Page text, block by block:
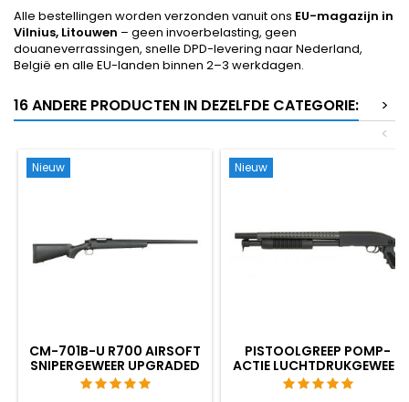
Alle bestellingen worden verzonden vanuit ons EU-magazijn in
Vilnius, Litouwen – geen invoerbelasting, geen
douaneverrassingen, snelle DPD-levering naar Nederland,
België en alle EU-landen binnen 2–3 werkdagen.
16 ANDERE PRODUCTEN IN DEZELFDE CATEGORIE:
>
<
Nieuw
CM-701B-U R700 AIRSOFT
SNIPERGEWEER UPGRADED
- 520 FPS
Nieuw
PISTOOLGREEP POMP-
ACTIE LUCHTDRUKGEWEER
- COMPACT TWEEDE,
ZONDER KOLF